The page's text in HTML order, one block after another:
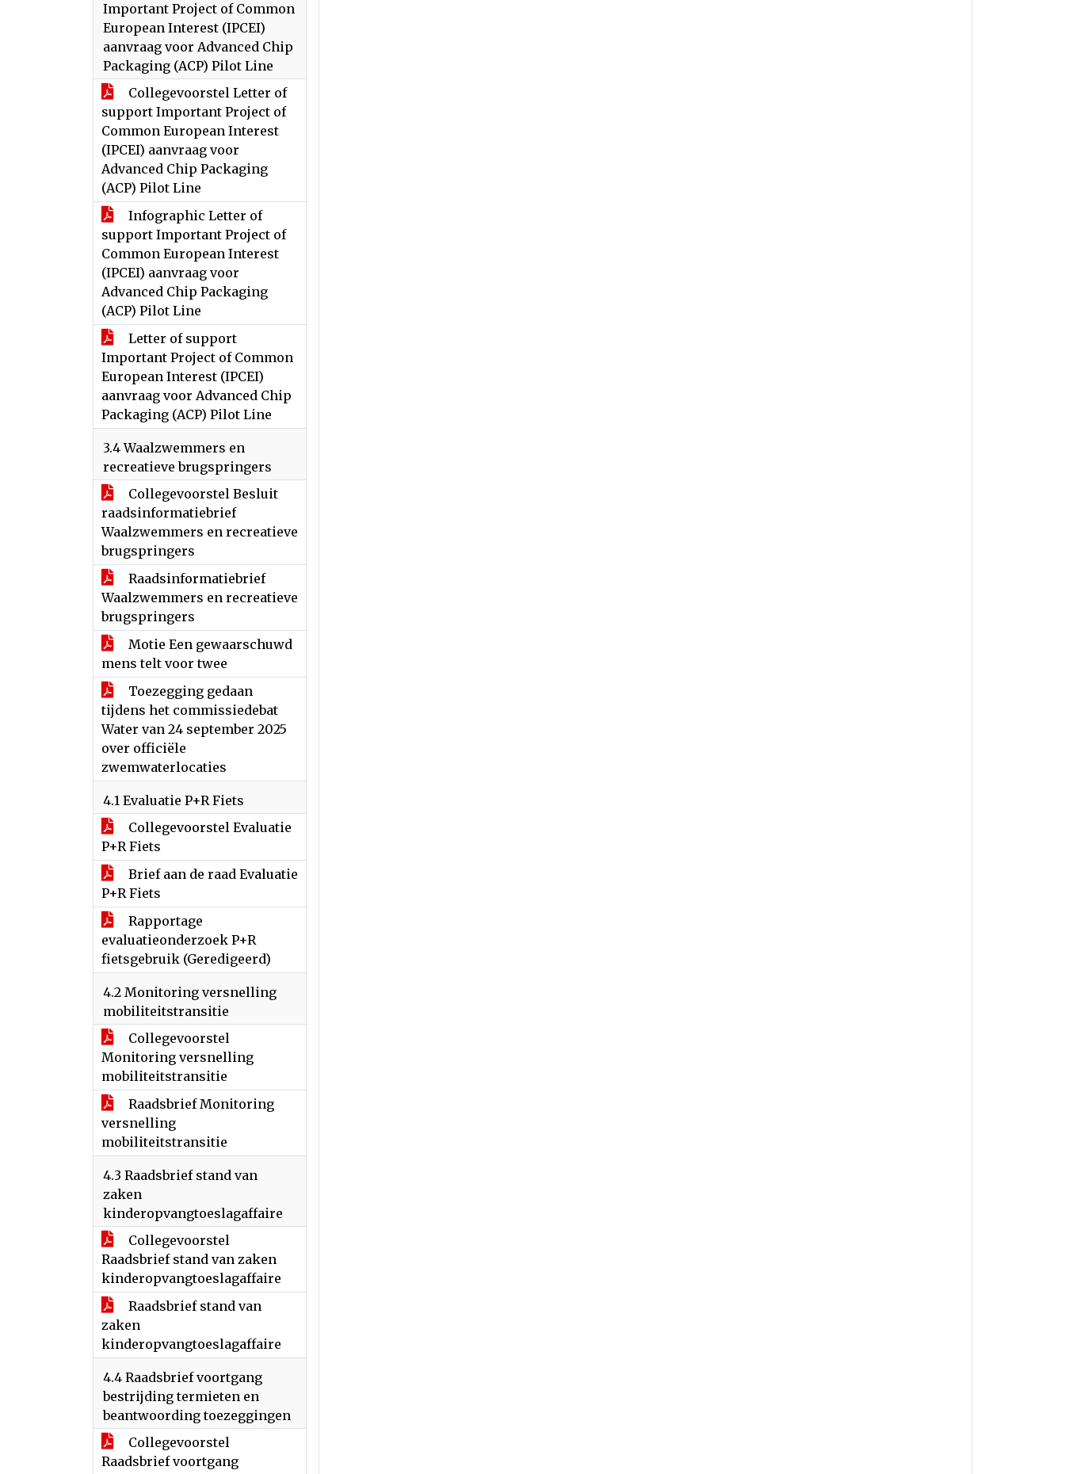
Important Project of Common
European Interest (IPCEI)
aanvraag voor Advanced Chip
Packaging (ACP) Pilot Line
Collegevoorstel Letter of
support Important Project of
Common European Interest
(IPCEI) aanvraag voor
Advanced Chip Packaging
(ACP) Pilot Line
Infographic Letter of
support Important Project of
Common European Interest
(IPCEI) aanvraag voor
Advanced Chip Packaging
(ACP) Pilot Line
Letter of support
Important Project of Common
European Interest (IPCEI)
aanvraag voor Advanced Chip
Packaging (ACP) Pilot Line
3.4 Waalzwemmers en
recreatieve brugspringers
Collegevoorstel Besluit
raadsinformatiebrief
Waalzwemmers en recreatieve
brugspringers
Raadsinformatiebrief
Waalzwemmers en recreatieve
brugspringers
Motie Een gewaarschuwd
mens telt voor twee
Toezegging gedaan
tijdens het commissiedebat
Water van 24 september 2025
over officiële
zwemwaterlocaties
4.1 Evaluatie P+R Fiets
Collegevoorstel Evaluatie
P+R Fiets
Brief aan de raad Evaluatie
P+R Fiets
Rapportage
evaluatieonderzoek P+R
fietsgebruik (Geredigeerd)
4.2 Monitoring versnelling
mobiliteitstransitie
Collegevoorstel
Monitoring versnelling
mobiliteitstransitie
Raadsbrief Monitoring
versnelling
mobiliteitstransitie
4.3 Raadsbrief stand van
zaken
kinderopvangtoeslagaffaire
Collegevoorstel
Raadsbrief stand van zaken
kinderopvangtoeslagaffaire
Raadsbrief stand van
zaken
kinderopvangtoeslagaffaire
4.4 Raadsbrief voortgang
bestrijding termieten en
beantwoording toezeggingen
Collegevoorstel
Raadsbrief voortgang